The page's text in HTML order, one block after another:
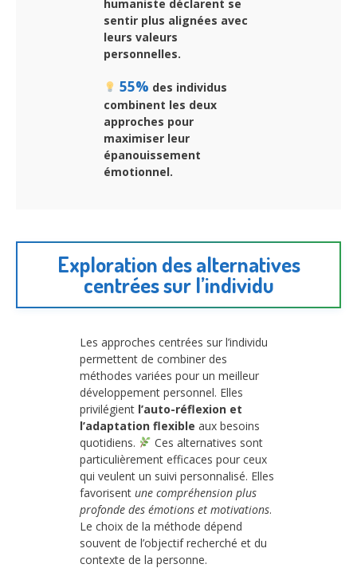
humaniste déclarent se
sentir plus alignées avec
leurs valeurs
personnelles.
55% des individus
combinent les deux
approches pour
maximiser leur
épanouissement
émotionnel.
Exploration des alternatives
centrées sur l’individu
Les approches centrées sur l’individu
permettent de combiner des
méthodes variées pour un meilleur
développement personnel. Elles
privilégient l’auto-réflexion et
l’adaptation flexible aux besoins
quotidiens.
Ces alternatives sont
particulièrement efficaces pour ceux
qui veulent un suivi personnalisé. Elles
favorisent une compréhension plus
profonde des émotions et motivations.
Le choix de la méthode dépend
souvent de l’objectif recherché et du
contexte de la personne.